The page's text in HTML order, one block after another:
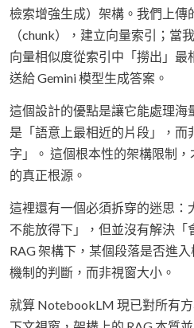
檢索增強生成）架構。我們上傳
（chunk），建立向量索引；當
向量相似度從索引中「撈出」
送給 Gemini 模型生成答案。
這個設計的優點是讓它能處理海
是「語意上最相近的片段」，而
字」。 這個根本性的架構限制
的真正根源。
這裡還有一個必須拆穿的迷思：
不能放得下」，但並沒有解決「
RAG 架構下，某個段落是否進
機制的判斷，而非視窗大小。
就算 NotebookLM 現已對所有方